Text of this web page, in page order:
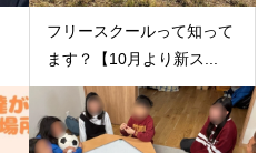
フリースクールって知って
ます？【10月より新ス...